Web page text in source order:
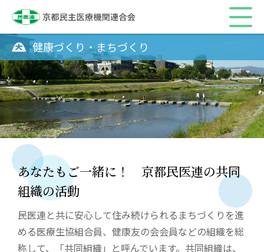
健康づくり・まちづくり
あなたもご一緒に！ 京都民医連の共同
組織の活動
民医連と共に安心して住み続けられるまちづくりを進
める医療生協組合員、健康友の会会員などの組織を総
称して、「共同組織」と呼んでいます。共同組織は、